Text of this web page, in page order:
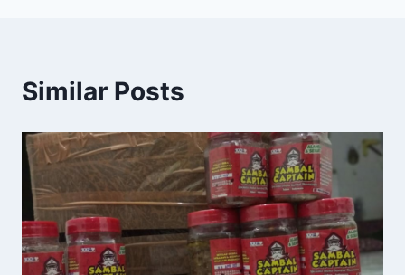
Similar Posts